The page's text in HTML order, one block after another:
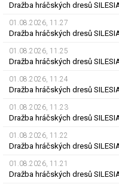
Dražba hráčských dresů
01.08.2026, 11.27
Dražba hráčských dresů
01.08.2026, 11.25
Dražba hráčských dresů
01.08.2026, 11.24
Dražba hráčských dresů
01.08.2026, 11.23
01.08.2026, 11.22
Dražba hráčských dresů
01.08.2026, 11.21
Dražba hráčských dresů